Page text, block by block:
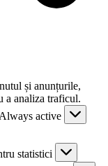
și anunțurile,
a analiza traficul.
Always active
statistici